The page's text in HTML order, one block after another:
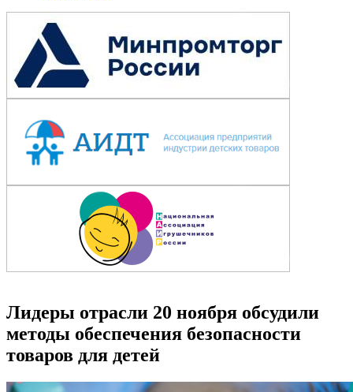
Лидеры отрасли 20 ноября обсудили
методы обеспечения безопасности
товаров для детей